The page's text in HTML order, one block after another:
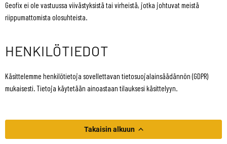
Geofix ei ole vastuussa viivästyksistä tai virheistä, jotka johtuvat meistä
riippumattomista olosuhteista.
HENKILÖTIEDOT
Käsittelemme henkilötietoja sovellettavan tietosuojalainsäädännön (GDPR)
mukaisesti. Tietoja käytetään ainoastaan ​​tilauksesi käsittelyyn.
Takaisin alkuun